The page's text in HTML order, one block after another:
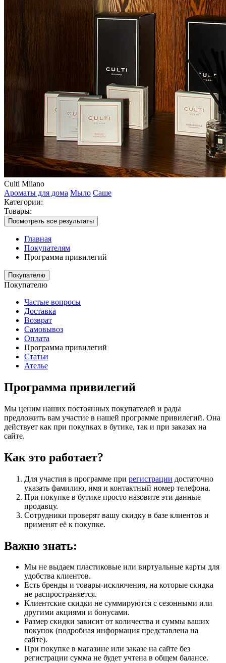
Culti Milano
Ароматы для дома Мыло Саше
Категории:
Товары:
Посмотреть все результаты
Главная
Покупателям
Программа привилегий
Покупателю
Покупателю
Частые вопросы
Доставка
Возврат
Самовывоз
Оплата
Программа привилегий
Статьи
Ателье
Программа привилегий
Мы ценим наших постоянных покупателей и рады
предложить вам участие в нашей программе привилегий. Она
действует как при покупках в бутике, так и при заказах на
сайте.
Как это работает?
Для участия в программе при регистрации достаточно
указать фамилию, имя и контактный номер телефона.
При покупке в бутике просто назовите эти данные
продавцу.
Сотрудники проверят вашу скидку в базе клиентов и
применят её к покупке.
Важно знать:
Мы не выдаем пластиковые или виртуальные карты для
удобства клиентов.
Есть бренды и товары-исключения, на которые скидка
не распространяется.
Клиентские скидки не суммируются с сезонными или
другими акциями и бонусами.
Размер скидки зависит от количества и суммы ваших
покупок (подробная информация представлена на
сайте).
При покупке в магазине или заказе на сайте без
регистрации сумма не будет учтена в общем балансе.